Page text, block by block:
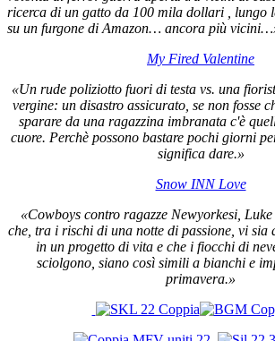
ricerca di un gatto da 100 mila dollari , lungo
su un furgone di Amazon… ancora più
My Fired Valentine
«Un rude poliziotto fuori di testa vs. una
vergine: un disastro assicurato, se non fosse
sparare da una ragazzina imbranata c'è
cuore. Perchè possono bastare pochi giorni
significa dare.»
Snow INN Love
«Cowboys contro ragazze Newyorkesi, Luke
che, tra i rischi di una notte di passione, vi sia
in un progetto di vita e che i fiocchi di
sciolgono, siano così simili a bianchi e
primavera.»